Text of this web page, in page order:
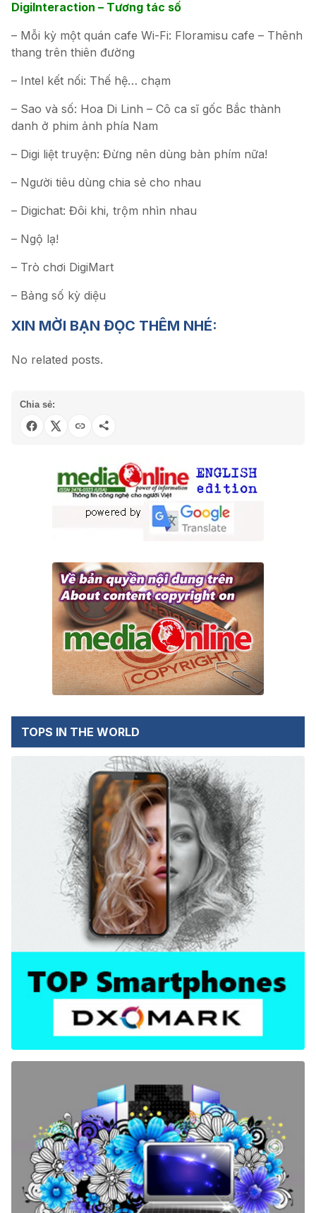
DigiInteraction – Tương tác số
– Mỗi kỳ một quán cafe Wi-Fi: Floramisu cafe – Thênh
thang trên thiên đường
– Intel kết nối: Thế hệ… chạm
– Sao và số: Hoa Di Linh – Cô ca sĩ gốc Bắc thành
danh ở phim ảnh phía Nam
– Digi liệt truyện: Đừng nên dùng bàn phím nữa!
– Người tiêu dùng chia sẻ cho nhau
– Digichat: Đôi khi, trộm nhìn nhau
– Ngộ lạ!
– Trò chơi DigiMart
– Bảng số kỳ diệu
XIN MỜI BẠN ĐỌC THÊM NHÉ:
No related posts.
Chia sẻ:
TOPS IN THE WORLD